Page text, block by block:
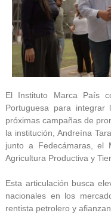
El Instituto Marca País
Portuguesa para
próximas campañas de
la institución, Andreína
junto a Fedecámaras, el
Agricultura Productiva y
Esta articulación busca
nacionales en los
rentista petrolero y